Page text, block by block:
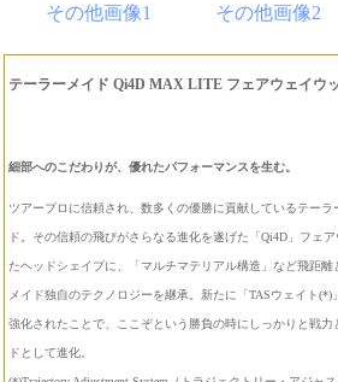
その他画像1 その他画像2
テーラーメイド Qi4D MAX LITE フェアウェイウ
細部へのこだわりが、優れたパフォーマンスを生む。
ツアープロに信頼され、数多くの優勝に貢献しているテーラ
ド。その信頼の飛びがさらなる進化を遂げた「Qi4D」フェ
たヘッドシェイプに、「マルチマテリアル構造」など飛距
メイド独自のテクノロジーを継承。新たに「TASウェイト
強化されたことで、ここぞという勝負の時にしっかりと戦力
ドとして進化。